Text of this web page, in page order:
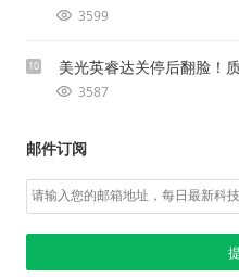
3599
10 美光英睿达关停后翻脸！
3587
邮件订阅